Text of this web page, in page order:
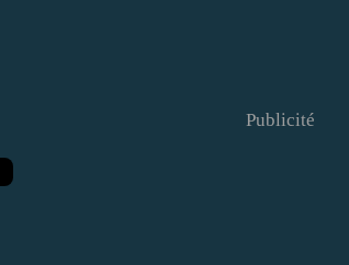
Publicité